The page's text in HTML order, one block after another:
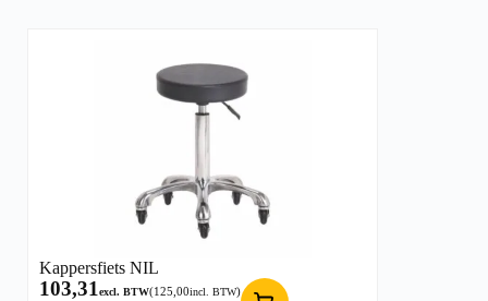
Kappersfiets NIL
103,31 excl. BTW(125,00incl. BTW)